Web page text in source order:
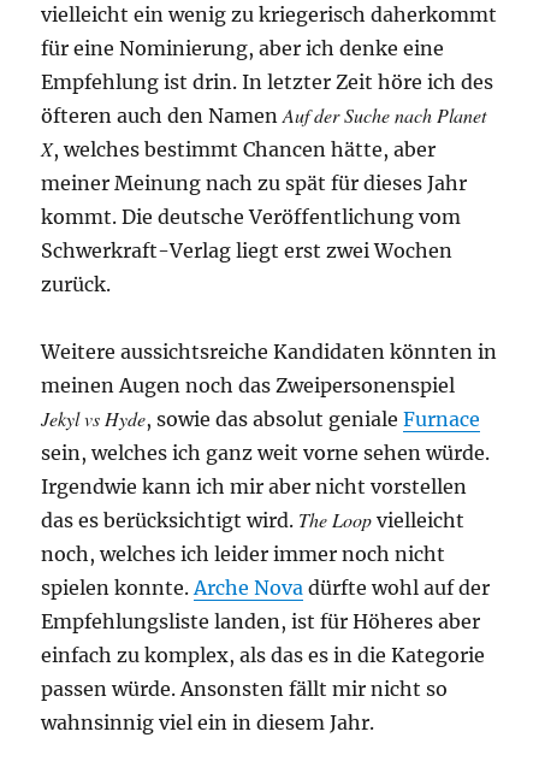
vielleicht ein wenig zu kriegerisch daherkommt
für eine Nominierung, aber ich denke eine
Empfehlung ist drin. In letzter Zeit höre ich des
öfteren auch den NamenAuf der Suche nach Planet
X, welches bestimmt Chancen hätte, aber
meiner Meinung nach zu spät für dieses Jahr
kommt. Die deutsche Veröffentlichung vom
Schwerkraft-Verlag liegt erst zwei Wochen
zurück.
Weitere aussichtsreiche Kandidaten könnten in
meinen Augen noch das Zweipersonenspiel
Jekyl vs Hyde, sowie das absolut genialeFurnace
sein, welches ich ganz weit vorne sehen würde.
Irgendwie kann ich mir aber nicht vorstellen
das es berücksichtigt wird. The Loop vielleicht
noch, welches ich leider immer noch nicht
spielen konnte. Arche Nova dürfte wohl auf der
Empfehlungsliste landen, ist für Höheres aber
einfach zu komplex, als das es in die Kategorie
passen würde. Ansonsten fällt mir nicht so
wahnsinnig viel ein in diesem Jahr.